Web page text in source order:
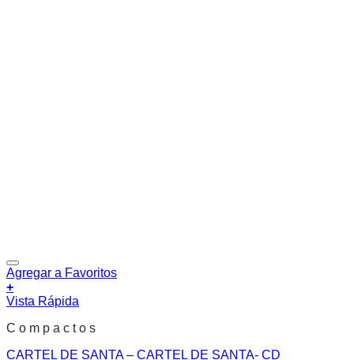
Agregar a Favoritos
+
Vista Rápida
C o m p a c t o s
CARTEL DE SANTA – CARTEL DE SANTA- CD